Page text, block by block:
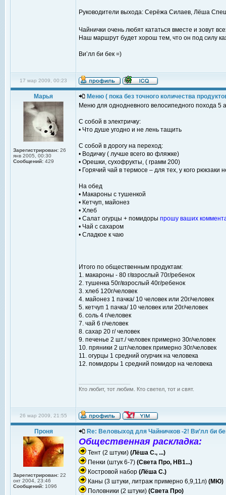
Руководители выхода: Серёжа Силаев, Лёша
Чайнички очень любят кататься вместе и зовут
Наш маршрут будет хорош тем, что он под силу
Ви’лл би бек =)
17 мар 2009, 00:23
Марья
Зарегистрирован: 26
янв 2005, 00:30
Сообщений: 429
Меню ( пока без точного количества
Меню для однодневного велосипедного похода 5
С собой в электричку:
• Что душе угодно и не лень тащить
С собой в дорогу на переход:
• Водичку ( лучше всего во фляжке)
• Орешки, сухофрукты, ( грамм 200)
• Горячий чай в термосе – для тех, у кого
На обед
• Макароны с тушенкой
• Кетчуп, майонез
• Хлеб
• Салат огурцы + помидоры прошу ваших
• Чай с сахаром
• Сладкое к чаю
Итого по общественным продуктам:
1. макароны - 80 г/взрослый 70г/ребенок
2. тушенка 50г/взрослый 40г/ребенок
3. хлеб 120г/человек
4. майонез 1 пачка/ 10 человек или 20г/человек
5. кетчуп 1 пачка/ 10 человек или 20г/человек
6. соль 4 г/человек
7. чай 6 г/человек
8. сахар 20 г/ человек
9. печенье 2 шт./ человек примерно 30г/человек
10. пряники 2 шт/человек примерно 30г/человек
11. огурцы 1 средний огурчик на человека
12. помидоры 1 средний помидор на человека
Кто любит, тот любим. Кто светел, тот и свят.
26 мар 2009, 21:55
Проня
Зарегистрирован: 22
окт 2004, 23:46
Сообщений: 1096
Re: Веловыход для Чайничков -2! Ви’лл би
Общественная раскладка:
Тент (2 штуки) (Лёша С., ...)
Пенки (штук 6-7) (Света Про, НВ1...)
Костровой набор (Лёша С.)
Каны (3 штуки, литраж примерно 6,9,11л) (МЮ)
Половники (2 штуки) (Света Про)